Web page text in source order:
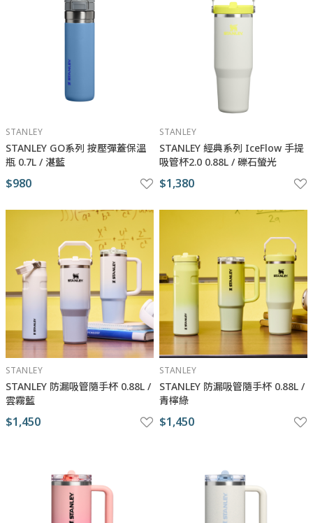
STANLEY
STANLEY GO系列 按壓彈蓋保溫
瓶 0.7L / 湛藍
$980
STANLEY
STANLEY 經典系列 IceFlow 手提
吸管杯2.0 0.88L / 礫石螢光
$1,380
STANLEY
STANLEY 防漏吸管隨手杯 0.88L /
雲霧藍
$1,450
STANLEY
STANLEY 防漏吸管隨手杯 0.88L /
青檸綠
$1,450